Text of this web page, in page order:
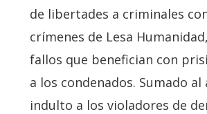
de libertades a criminales
crímenes de Lesa
fallos que benefician con
a los condenados. Sumado al
indulto a los violadores de